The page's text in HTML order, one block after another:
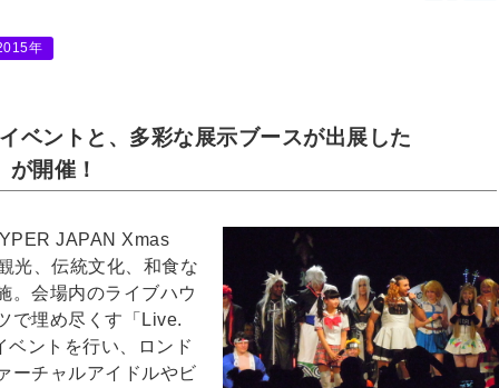
年
ベントと、多彩な展示ブースが出展した
開催！
JAPAN Xmas
光、伝統文化、和食な
。会場内のライブハウ
で埋め尽くす「Live.
ントを行い、ロンド
ーチャルアイドルやビ